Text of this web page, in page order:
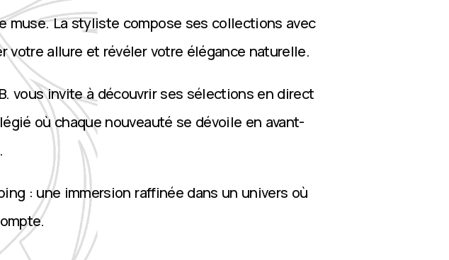
muse. La styliste compose ses collections avec
votre allure et révéler votre élégance naturelle.
vous invite à découvrir ses sélections en direct
où chaque nouveauté se dévoile en avant-
: une immersion raffinée dans un univers où